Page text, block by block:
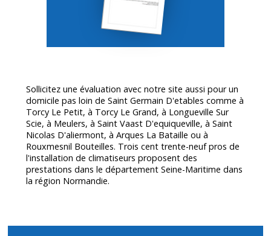
Sollicitez une évaluation avec notre site aussi pour un
domicile pas loin de Saint Germain D'etables comme à
Torcy Le Petit, à Torcy Le Grand, à Longueville Sur
Scie, à Meulers, à Saint Vaast D'equiqueville, à Saint
Nicolas D'aliermont, à Arques La Bataille ou à
Rouxmesnil Bouteilles. Trois cent trente-neuf pros de
l'installation de climatiseurs proposent des
prestations dans le départementSeine-Maritime dans
la région Normandie.